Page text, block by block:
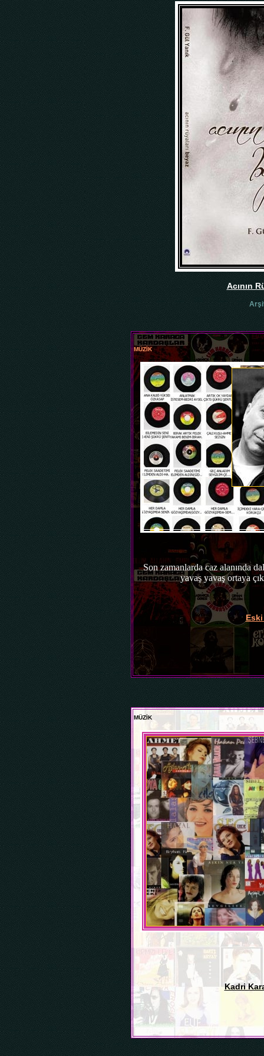
Acının
MÜZİK
Son zamanlarda caz alanında
yavaş yavaş ortaya
MÜZİK
Kadri